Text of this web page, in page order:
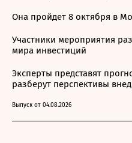
Она пройдет 8 октября в
Участники мероприятия
мира инвестиций
Эксперты представят
разберут перспективы
Выпуск от 04.08.2026